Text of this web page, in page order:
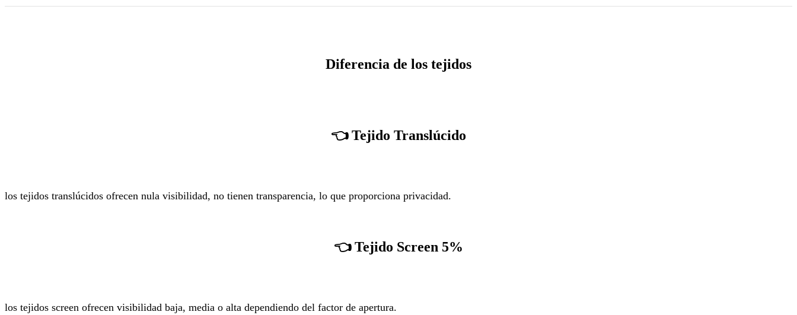
Diferencia de los tejidos
👈Tejido Translúcido
los tejidos translúcidos ofrecen nula visibilidad, no tienen transparencia, lo que proporciona privacidad.
👈Tejido Screen 5%
los tejidos screen ofrecen visibilidad baja, media o alta dependiendo del factor de apertura.